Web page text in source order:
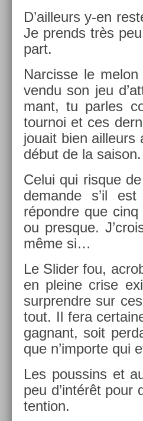
D’ail­leurs y-en
Je pre­nds très
part.
Nar­cisse le
vendu son jeu
mant, tu par­les
tour­noi et ces
jouait bien ail­leurs
début de la saison.
Celui qui ris­que
de­man­de s’il
répondre que
ou pre­sque.
même si…
Le Slid­er fou,
en pleine crise
sur­prendre sur
tout. Il fera
gag­nant, soit
que n’im­porte qui
Les pous­sins et
peu d’intérêt
ten­tion.